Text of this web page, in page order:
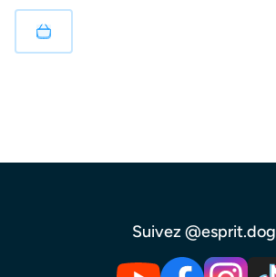
Suivez @esprit.dog